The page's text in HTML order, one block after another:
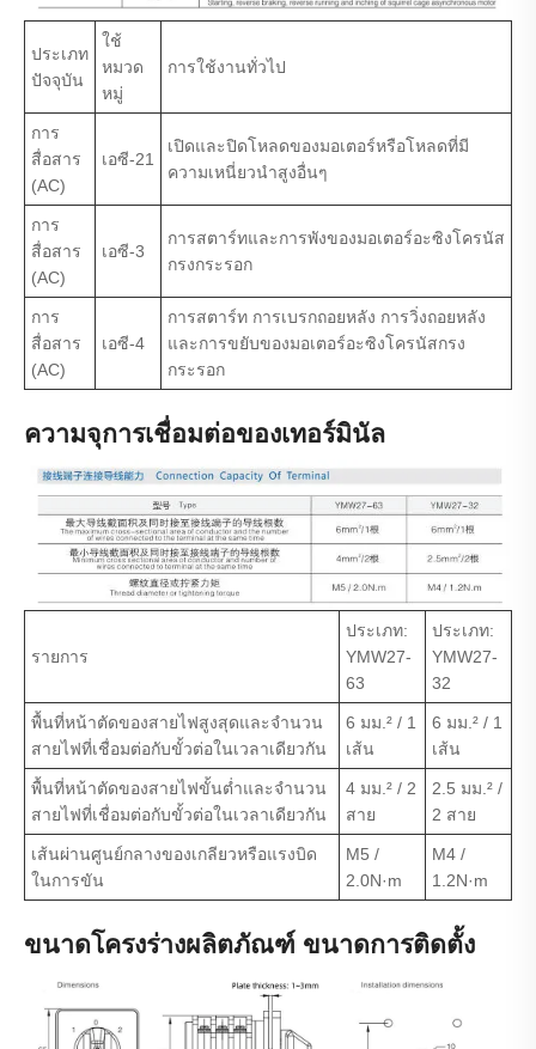
ประเภท
ปัจจุบัน
ใช้
หมวด
หมู่
การใช้งานทั่วไป
การ
สื่อสาร
(AC)
เอซี-21
เปิดและปิดโหลดของมอเตอร์หรือโหลดที่มี
ความเหนี่ยวนำสูงอื่นๆ
การ
สื่อสาร
(AC)
เอซี-3
การสตาร์ทและการพังของมอเตอร์อะซิงโครนัส
กรงกระรอก
การ
สื่อสาร
(AC)
เอซี-4
การสตาร์ท การเบรกถอยหลัง การวิ่งถอยหลัง
และการขยับของมอเตอร์อะซิงโครนัสกรง
กระรอก
ความจุการเชื่อมต่อของเทอร์มินัล
รายการ
ประเภท:
YMW27-
63
ประเภท:
YMW27-
32
พื้นที่หน้าตัดของสายไฟสูงสุดและจำนวน
สายไฟที่เชื่อมต่อกับขั้วต่อในเวลาเดียวกัน
6 มม.² / 1
เส้น
6 มม.² / 1
เส้น
พื้นที่หน้าตัดของสายไฟขั้นต่ำและจำนวน
สายไฟที่เชื่อมต่อกับขั้วต่อในเวลาเดียวกัน
4 มม.² / 2
สาย
2.5 มม.² /
2 สาย
เส้นผ่านศูนย์กลางของเกลียวหรือแรงบิด
ในการขัน
M5 /
2.0N·m
M4 /
1.2N·m
ขนาดโครงร่างผลิตภัณฑ์ ขนาดการติดตั้ง